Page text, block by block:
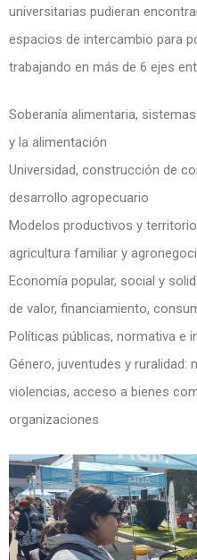
universitarias pudieran
espacios de intercambio para
trabajando en más de 6 ejes
Soberanía alimentaria,
y la alimentación
Universidad, construcción de
desarrollo agropecuario
Modelos productivos y
agricultura familiar y
Economía popular, social y
de valor, financiamiento,
Políticas públicas, normativa e
Género, juventudes y ruralidad:
violencias, acceso a bienes
organizaciones